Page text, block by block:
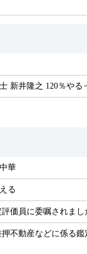
新井隆之 120％やる
華
る
価員に委嘱されまし
不動産などに係る